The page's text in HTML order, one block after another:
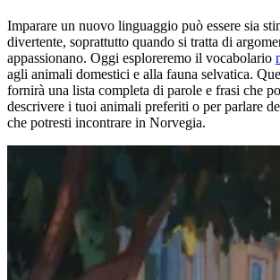
Imparare un nuovo linguaggio può essere sia
divertente, soprattutto quando si tratta di
appassionano. Oggi esploreremo il vocabolario
agli animali domestici e alla fauna selvatica.
fornirà una lista completa di parole e frasi che
descrivere i tuoi animali preferiti o per parlare
che potresti incontrare in Norvegia.